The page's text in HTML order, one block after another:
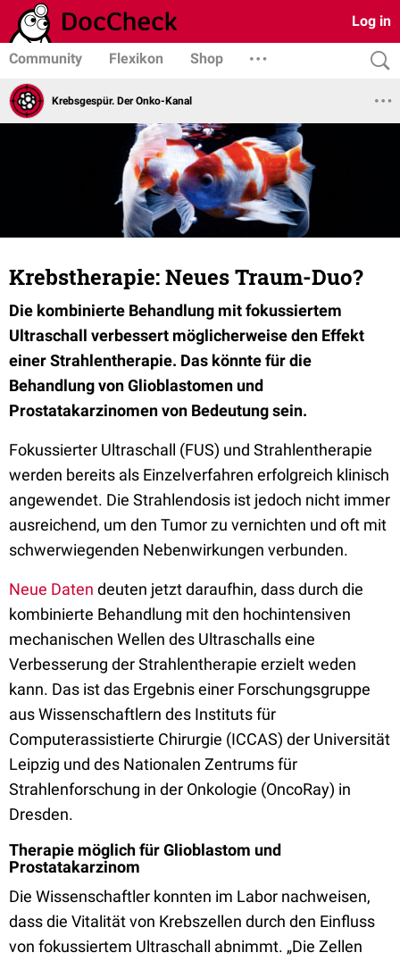
Log in
Community Flexikon Shop
Krebsgespür. Der Onko-Kanal
Krebstherapie: Neues Traum-Duo?
Die kombinierte Behandlung mit fokussiertem
Ultraschall verbessert möglicherweise den Effekt
einer Strahlentherapie. Das könnte für die
Behandlung von Glioblastomen und
Prostatakarzinomen von Bedeutung sein.
Fokussierter Ultraschall (FUS) und Strahlentherapie
werden bereits als Einzelverfahren erfolgreich klinisch
angewendet. Die Strahlendosis ist jedoch nicht immer
ausreichend, um den Tumor zu vernichten und oft mit
schwerwiegenden Nebenwirkungen verbunden.
Neue Daten deuten jetzt daraufhin, dass durch die
kombinierte Behandlung mit den hochintensiven
mechanischen Wellen des Ultraschalls eine
Verbesserung der Strahlentherapie erzielt weden
kann. Das ist das Ergebnis einer Forschungsgruppe
aus Wissenschaftlern des Instituts für
Computerassistierte Chirurgie (ICCAS) der Universität
Leipzig und des Nationalen Zentrums für
Strahlenforschung in der Onkologie (OncoRay) in
Dresden.
Therapie möglich für Glioblastom und
Prostatakarzinom
Die Wissenschaftler konnten im Labor nachweisen,
dass die Vitalität von Krebszellen durch den Einfluss
von fokussiertem Ultraschall abnimmt. „Die Zellen